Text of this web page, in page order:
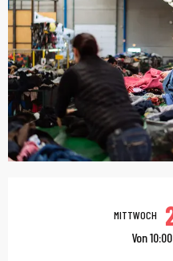
MITTWOCH
Von